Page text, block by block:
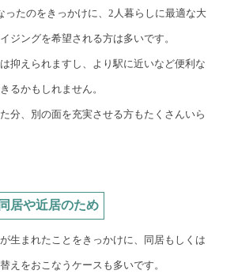
ったのをきっかけに、2人暮らしに最適な大
ジングを希望される方は多いです。
抑えられますし、より駅に近いなど便利な
るかもしれません。
分、別の面を充実させる方もたくさんいら
居や近居のため
生まれたことをきっかけに、同居もしくは
えをおこなうケースも多いです。